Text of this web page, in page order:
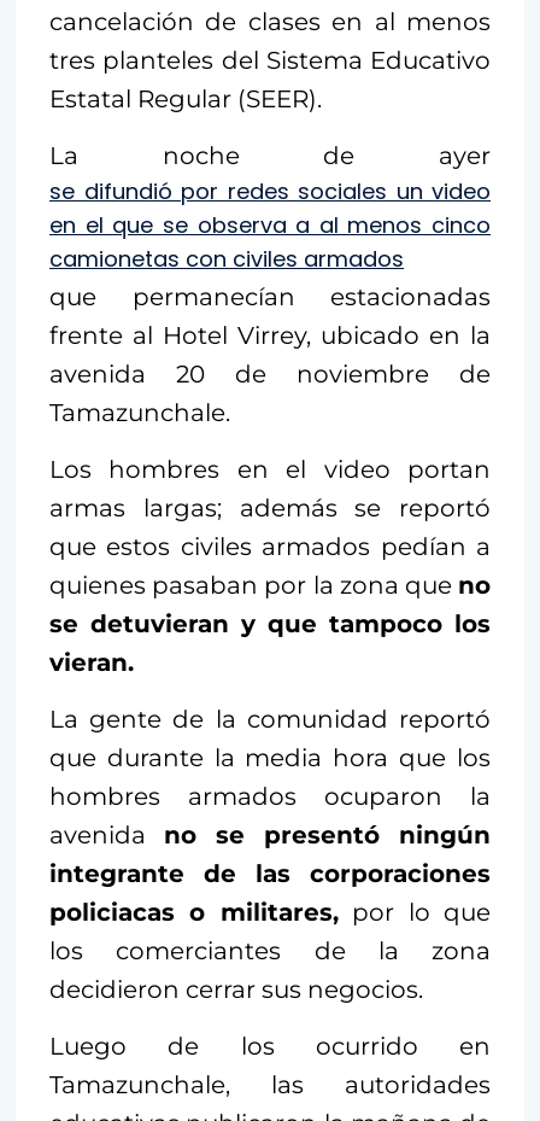
cancelación de clases en al menos
tres planteles del Sistema Educativo
Estatal Regular (SEER).
La noche de ayer
se difundió por redes sociales un video
en el que se observa a al menos cinco
camionetas con civiles armados
que permanecían estacionadas
frente al Hotel Virrey, ubicado en la
avenida 20 de noviembre de
Tamazunchale.
Los hombres en el video portan
armas largas; además se reportó
que estos civiles armados pedían a
quienes pasaban por la zona que no
se detuvieran y que tampoco los
vieran.
La gente de la comunidad reportó
que durante la media hora que los
hombres armados ocuparon la
avenida no se presentó ningún
integrante de las corporaciones
policiacas o militares,por lo que
los comerciantes de la zona
decidieron cerrar sus negocios.
Luego de los ocurrido en
Tamazunchale, las autoridades